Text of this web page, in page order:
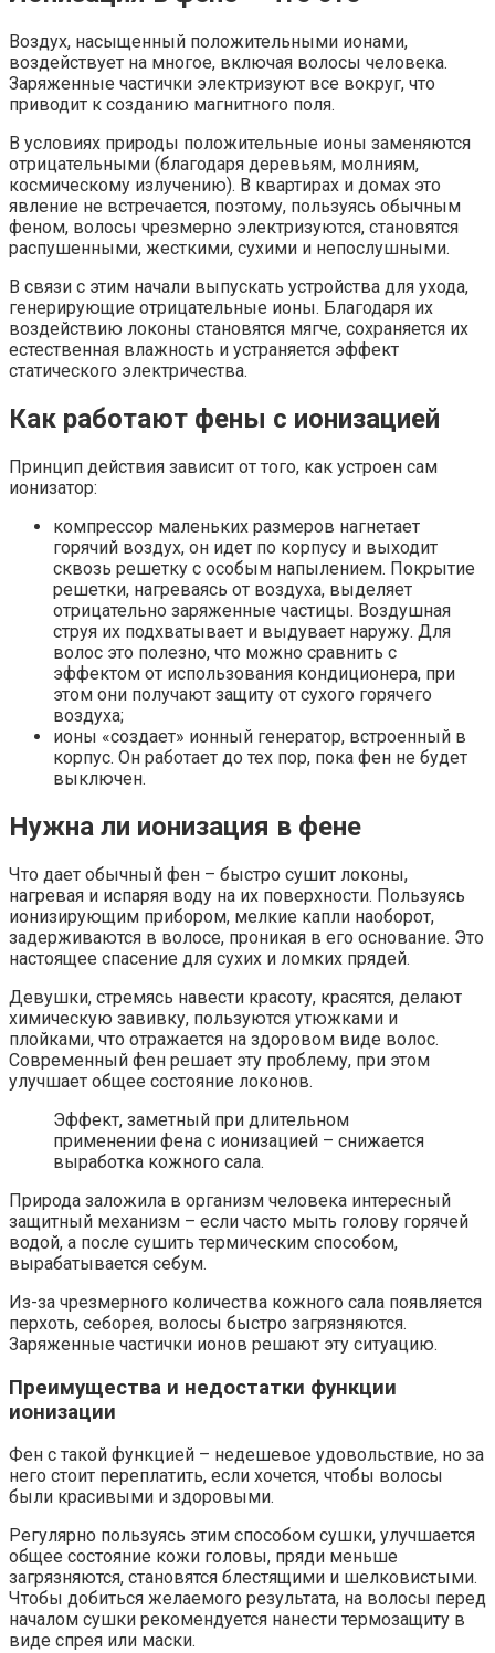
Воздух, насыщенный положительными ионами,
воздействует на многое, включая волосы человека.
Заряженные частички электризуют все вокруг, что
приводит к созданию магнитного поля.
В условиях природы положительные ионы заменяются
отрицательными (благодаря деревьям, молниям,
космическому излучению). В квартирах и домах это
явление не встречается, поэтому, пользуясь обычным
феном, волосы чрезмерно электризуются, становятся
распушенными, жесткими, сухими и непослушными.
В связи с этим начали выпускать устройства для ухода,
генерирующие отрицательные ионы. Благодаря их
воздействию локоны становятся мягче, сохраняется их
естественная влажность и устраняется эффект
статического электричества.
Как работают фены с ионизацией
Принцип действия зависит от того, как устроен сам
ионизатор:
компрессор маленьких размеров нагнетает
горячий воздух, он идет по корпусу и выходит
сквозь решетку с особым напылением. Покрытие
решетки, нагреваясь от воздуха, выделяет
отрицательно заряженные частицы. Воздушная
струя их подхватывает и выдувает наружу. Для
волос это полезно, что можно сравнить с
эффектом от использования кондиционера, при
этом они получают защиту от сухого горячего
воздуха;
ионы «создает» ионный генератор, встроенный в
корпус. Он работает до тех пор, пока фен не будет
выключен.
Нужна ли ионизация в фене
Что дает обычный фен – быстро сушит локоны,
нагревая и испаряя воду на их поверхности. Пользуясь
ионизирующим прибором, мелкие капли наоборот,
задерживаются в волосе, проникая в его основание. Это
настоящее спасение для сухих и ломких прядей.
Девушки, стремясь навести красоту, красятся, делают
химическую завивку, пользуются утюжками и
плойками, что отражается на здоровом виде волос.
Современный фен решает эту проблему, при этом
улучшает общее состояние локонов.
Эффект, заметный при длительном
применении фена с ионизацией – снижается
выработка кожного сала.
Природа заложила в организм человека интересный
защитный механизм – если часто мыть голову горячей
водой, а после сушить термическим способом,
вырабатывается себум.
Из-за чрезмерного количества кожного сала появляется
перхоть, себорея, волосы быстро загрязняются.
Заряженные частички ионов решают эту ситуацию.
Преимущества и недостатки функции
ионизации
Фен с такой функцией – недешевое удовольствие, но за
него стоит переплатить, если хочется, чтобы волосы
были красивыми и здоровыми.
Регулярно пользуясь этим способом сушки, улучшается
общее состояние кожи головы, пряди меньше
загрязняются, становятся блестящими и шелковистыми.
Чтобы добиться желаемого результата, на волосы перед
началом сушки рекомендуется нанести термозащиту в
виде спрея или маски.